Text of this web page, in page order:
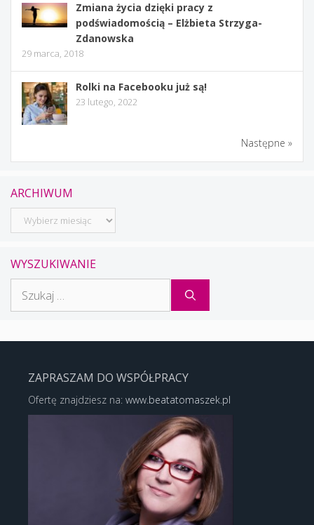
Zmiana życia dzięki pracy z
podświadomością – Elżbieta Strzyga-
Zdanowska
29 marca, 2018
Rolki na Facebooku już są!
23 lutego, 2022
Następne »
ARCHIWUM
Archiwum
WYSZUKIWANIE
ZAPRASZAM DO WSPÓŁPRACY
Ofertę znajdziesz na: www.beatatomaszek.pl